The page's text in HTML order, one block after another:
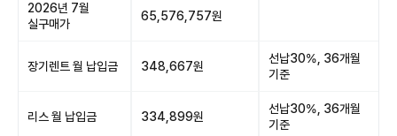
2026년 7월
실구매가
65,576,757원
장기렌트 월 납입금 348,667원
선납30%, 36개월
기준
리스 월 납입금 334,899원
선납30%, 36개월
기준